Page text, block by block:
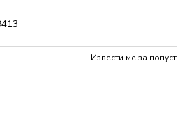
Извести ме за попуст